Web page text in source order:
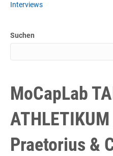
Interviews
Suchen
MoCapLab
Praetorius &